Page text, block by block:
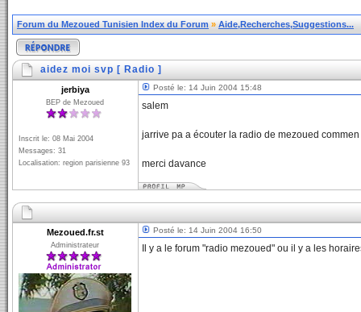
Forum du Mezoued Tunisien Index du Forum » Aide,Recherches,Suggestions...
aidez moi svp [ Radio ]
jerbiya
BEP de Mezoued
Inscrit le: 08 Mai 2004
Messages: 31
Localisation: region parisienne 93
Posté le: 14 Juin 2004 15:48
salem
jarrive pa a écouter la radio de mezoued
merci davance
Mezoued.fr.st
Administrateur
Posté le: 14 Juin 2004 16:50
Il y a le forum "radio mezoued" ou il y a les